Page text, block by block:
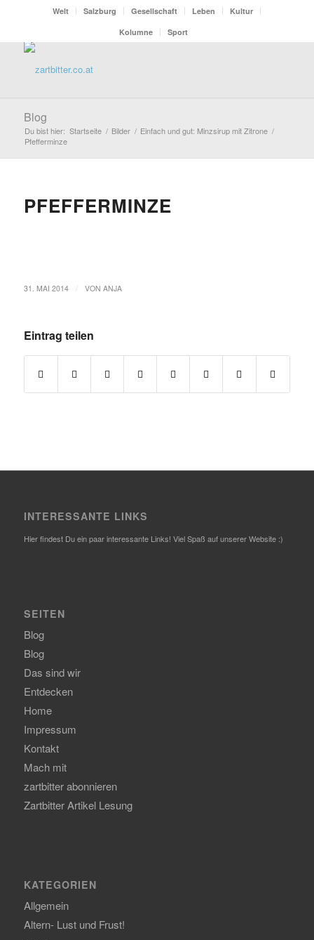
Welt Salzburg Gesellschaft Leben
Kultur
Kolumne
Sport
Blog
Du bist hier: Startseite / Bilder / Einfach und gut: Minzsirup mit Zitrone /
Pfefferminze
PFEFFERMINZE
31. MAI 2014 VON ANJA
Eintrag teilen
INTERESSANTE LINKS
Hier findest Du ein paar interessante Links! Viel Spaß auf unserer Website :)
SEITEN
Blog
Blog
Das sind wir
Entdecken
Home
Impressum
Kontakt
Mach mit
zartbitter abonnieren
Zartbitter Artikel Lesung
KATEGORIEN
Allgemein
Altern- Lust und Frust!